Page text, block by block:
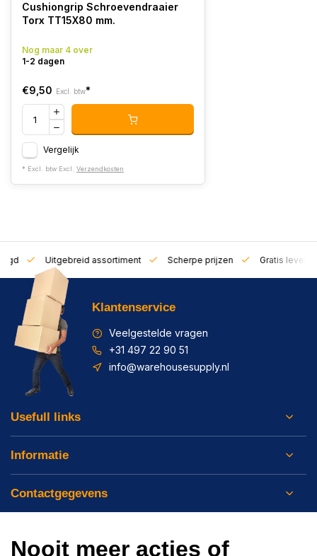
Cushiongrip Schroevendraaier
Torx TT15X80 mm.
Nog maar 4 over
1-2 dagen
€9,50 Excl. btw*
Vergelijk
* Excl. btw Excl. Verzendkosten
Uitgebreid assortiment Scherpe prijzen Gratis
Klantenservice
Veelgestelde vragen
+31 497 22 90 51
info@warehousesupply.nl
Usefull links
Informatie
Contactgegevens
Nooit meer acties of